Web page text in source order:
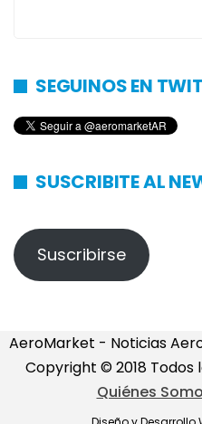
SEGUINOS EN
SUSCRIBITE AL
Suscribirse
AeroMarket - Noticias
Copyright © 2018 Todos
Quiénes